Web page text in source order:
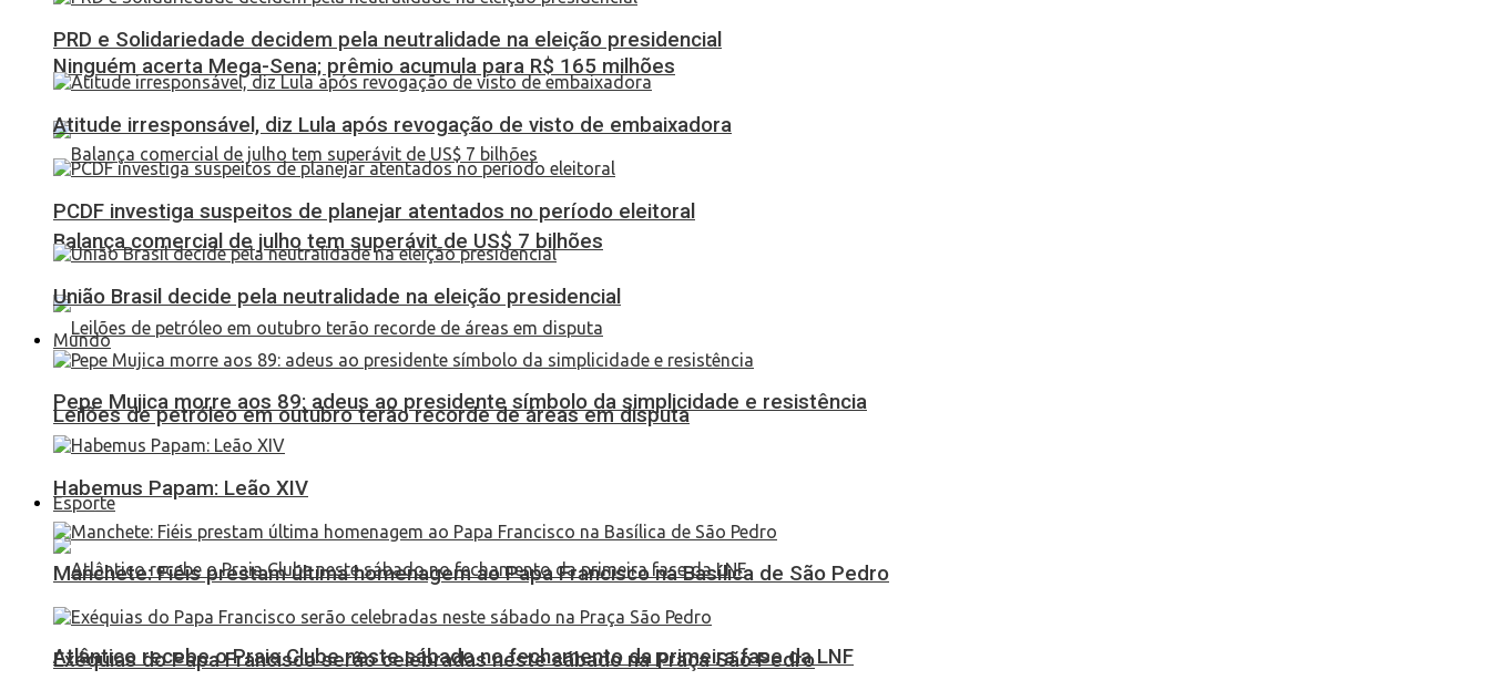
Ninguém acerta Mega-Sena; prêmio acumula para R$ 165 milhões
Balança comercial de julho tem superávit de US$ 7 bilhões
Leilões de petróleo em outubro terão recorde de áreas em disputa
Esporte
Atlântico recebe o Praia Clube neste sábado no fechamento da primeira fase da LNF
PRD e Solidariedade decidem pela neutralidade na eleição presidencial
Atitude irresponsável, diz Lula após revogação de visto de embaixadora
PCDF investiga suspeitos de planejar atentados no período eleitoral
União Brasil decide pela neutralidade na eleição presidencial
Mundo
Pepe Mujica morre aos 89: adeus ao presidente símbolo da simplicidade e resistência
Habemus Papam: Leão XIV
Manchete: Fiéis prestam última homenagem ao Papa Francisco na Basílica de São Pedro
Exéquias do Papa Francisco serão celebradas neste sábado na Praça São Pedro